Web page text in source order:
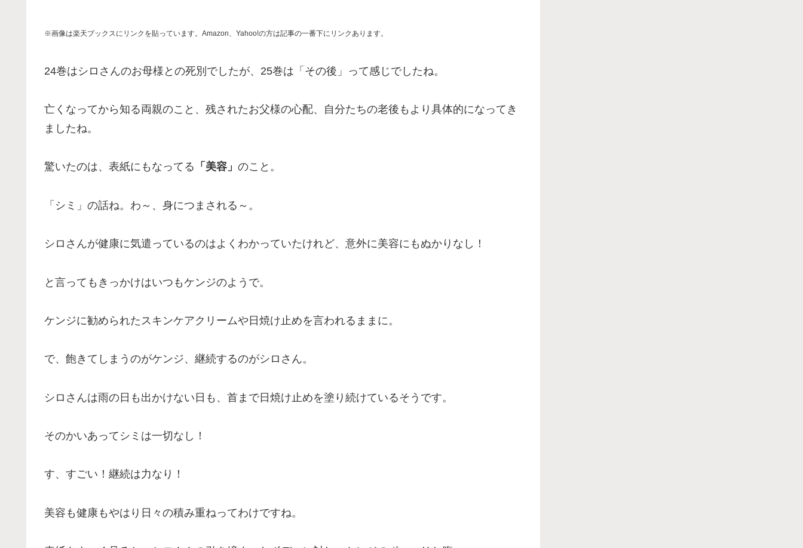
※画像は楽天ブックスにリンクを貼っています。Amazon、Yahoo!の方は記事の一番下にリンクあります。
24巻はシロさんのお母様との死別でしたが、25巻は「その後」って感じでしたね。
亡くなってから知る両親のこと、残されたお父様の心配、自分たちの老後もより具体的になってき
ましたね。
驚いたのは、表紙にもなってる 「美容」 のこと。
「シミ」の話ね。わ～、身につまされる～。
シロさんが健康に気遣っているのはよくわかっていたけれど、意外に美容にもぬかりなし！
と言ってもきっかけはいつもケンジのようで。
ケンジに勧められたスキンケアクリームや日焼け止めを言われるままに。
で、飽きてしまうのがケンジ、継続するのがシロさん。
シロさんは雨の日も出かけない日も、首まで日焼け止めを塗り続けているそうです。
そのかいあってシミは一切なし！
す、すごい！継続は力なり！
美容も健康もやはり日々の積み重ねってわけですね。